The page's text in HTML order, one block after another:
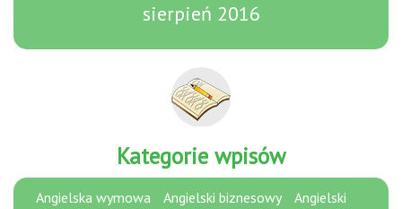
sierpień 2016
Kategorie wpisów
Angielska wymowa Angielski biznesowy Angielski